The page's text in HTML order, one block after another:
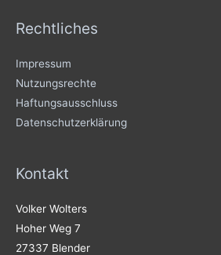
Rechtliches
Impressum
Nutzungsrechte
Haftungsausschluss
Datenschutzerklärung
Kontakt
Volker Wolters
Hoher Weg 7
27337 Blender